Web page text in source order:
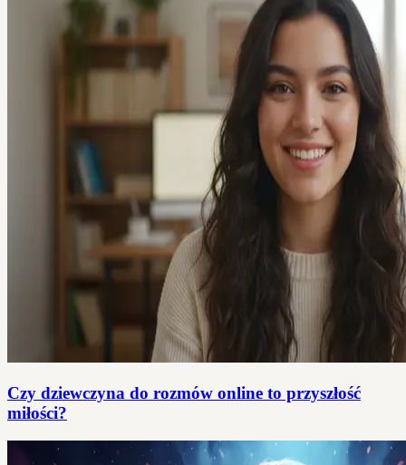
Czy dziewczyna do rozmów online to przyszłość
miłości?